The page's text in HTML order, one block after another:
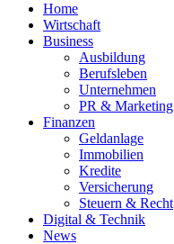
Home
Wirtschaft
Business
Ausbildung
Berufsleben
Unternehmen
PR & Marketing
Finanzen
Geldanlage
Immobilien
Kredite
Versicherung
Steuern & Recht
Digital & Technik
News